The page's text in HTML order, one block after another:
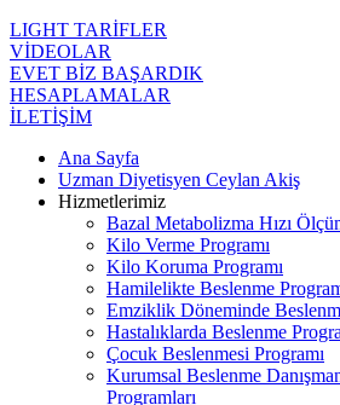
LIGHT TARİFLER
VİDEOLAR
EVET BİZ BAŞARDIK
HESAPLAMALAR
İLETİŞİM
Ana Sayfa
Uzman Diyetisyen Ceylan Akiş
Hizmetlerimiz
Bazal Metabolizma Hızı
Kilo Verme Programı
Kilo Koruma Programı
Hamilelikte Beslenme
Emziklik Döneminde
Hastalıklarda Beslenme
Çocuk Beslenmesi Programı
Kurumsal Beslenme
Programları